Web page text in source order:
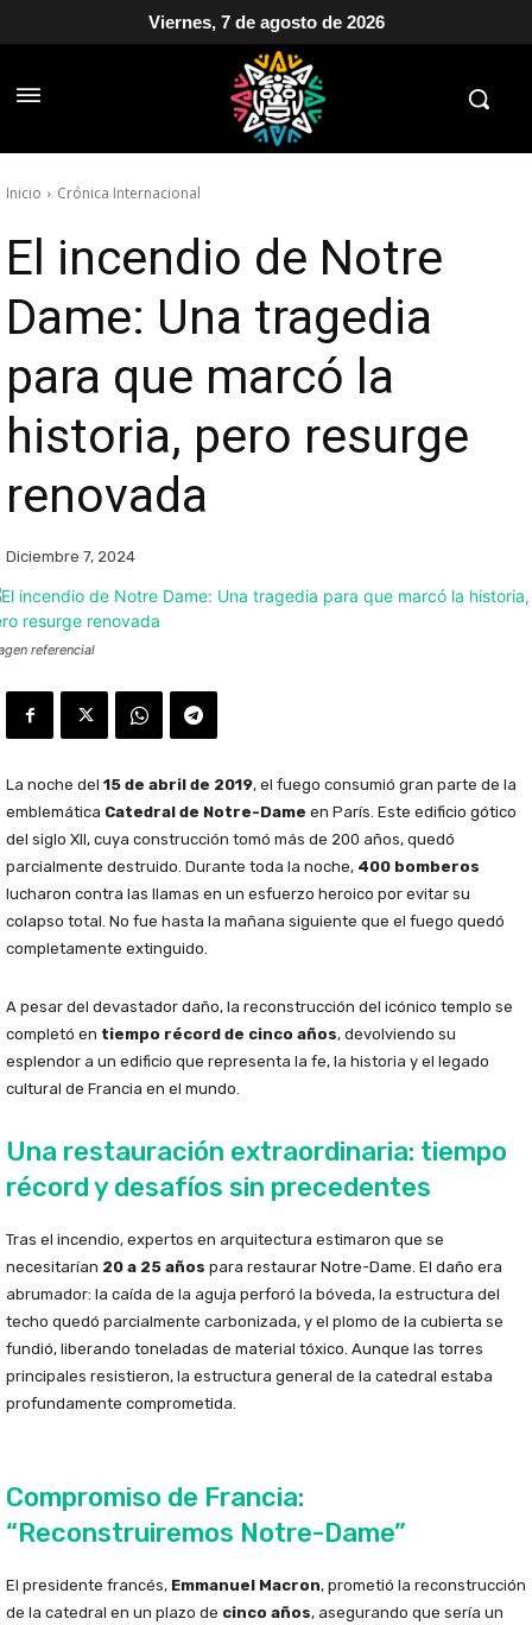
Viernes, 7 de agosto de 2026
Inicio Crónica Internacional
El incendio de Notre
Dame: Una tragedia
para que marcó la
historia, pero resurge
renovada
Diciembre 7, 2024
referencial
La noche del 15 de abril de 2019, el fuego consumió gran parte de la
emblemática Catedral de Notre-Dame en París. Este edificio gótico
del siglo XII, cuya construcción tomó más de 200 años, quedó
parcialmente destruido. Durante toda la noche, 400 bomberos
lucharon contra las llamas en un esfuerzo heroico por evitar su
colapso total. No fue hasta la mañana siguiente que el fuego quedó
completamente extinguido.
A pesar del devastador daño, la reconstrucción del icónico templo se
completó en tiempo récord de cinco años, devolviendo su
esplendor a un edificio que representa la fe, la historia y el legado
cultural de Francia en el mundo.
Una restauración extraordinaria: tiempo
récord y desafíos sin precedentes
Tras el incendio, expertos en arquitectura estimaron que se
necesitarían 20 a 25 años para restaurar Notre-Dame. El daño era
abrumador: la caída de la aguja perforó la bóveda, la estructura del
techo quedó parcialmente carbonizada, y el plomo de la cubierta se
fundió, liberando toneladas de material tóxico. Aunque las torres
principales resistieron, la estructura general de la catedral estaba
profundamente comprometida.
Compromiso de Francia:
“Reconstruiremos Notre-Dame”
El presidente francés, Emmanuel Macron, prometió la reconstrucción
de la catedral en un plazo de cinco años, asegurando que sería un